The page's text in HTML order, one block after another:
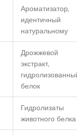
Ароматизатор,
идентичный
натуральному
Дрожжевой
экстракт,
белок
Гидролизаты
животного белка